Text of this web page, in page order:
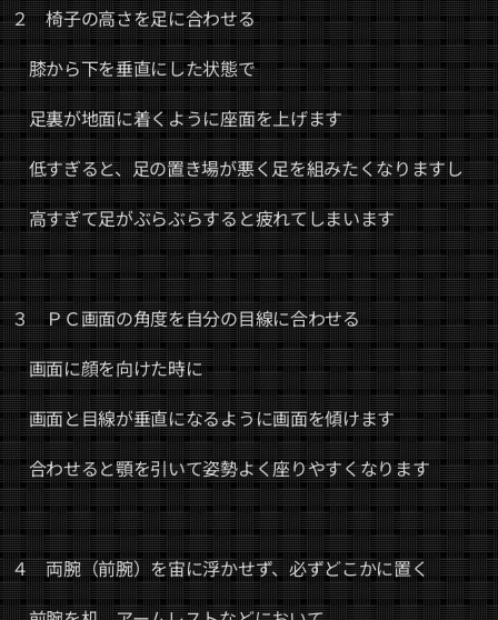
２ 椅子の高さを足に合わせる
膝から下を垂直にした状態で
足裏が地面に着くように座面を上げます
低すぎると、足の置き場が悪く足を組みたくなりますし
高すぎて足がぶらぶらすると疲れてしまいます
３ ＰＣ画面の角度を自分の目線に合わせる
画面に顔を向けた時に
画面と目線が垂直になるように画面を傾けます
合わせると顎を引いて姿勢よく座りやすくなります
４ 両腕（前腕）を宙に浮かせず、必ずどこかに置く